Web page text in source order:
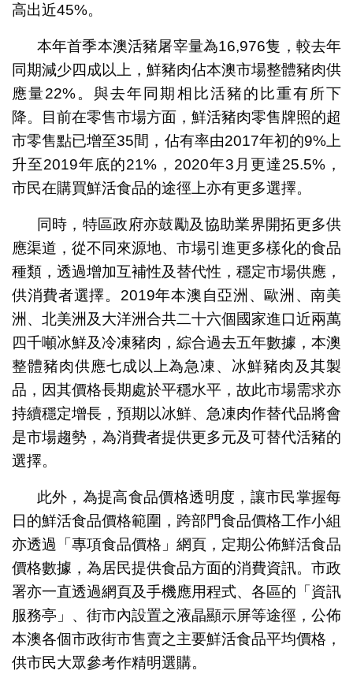
高出近45%。
本年首季本澳活豬屠宰量為16,976隻，較去年
同期減少四成以上，鮮豬肉佔本澳市場整體豬肉供
應量22%。與去年同期相比活豬的比重有所下
降。目前在零售市場方面，鮮活豬肉零售牌照的超
市零售點已增至35間，佔有率由2017年初的9%上
升至2019年底的21%，2020年3月更達25.5%，
市民在購買鮮活食品的途徑上亦有更多選擇。
同時，特區政府亦鼓勵及協助業界開拓更多供
應渠道，從不同來源地、市場引進更多樣化的食品
種類，透過增加互補性及替代性，穩定市場供應，
供消費者選擇。2019年本澳自亞洲、歐洲、南美
洲、北美洲及大洋洲合共二十六個國家進口近兩萬
四千噸冰鮮及冷凍豬肉，綜合過去五年數據，本澳
整體豬肉供應七成以上為急凍、冰鮮豬肉及其製
品，因其價格長期處於平穩水平，故此市場需求亦
持續穩定增長，預期以冰鮮、急凍肉作替代品將會
是市場趨勢，為消費者提供更多元及可替代活豬的
選擇。
此外，為提高食品價格透明度，讓市民掌握每
日的鮮活食品價格範圍，跨部門食品價格工作小組
亦透過「專項食品價格」網頁，定期公佈鮮活食品
價格數據，為居民提供食品方面的消費資訊。市政
署亦一直透過網頁及手機應用程式、各區的「資訊
服務亭」、街市內設置之液晶顯示屏等途徑，公佈
本澳各個市政街市售賣之主要鮮活食品平均價格，
供市民大眾參考作精明選購。